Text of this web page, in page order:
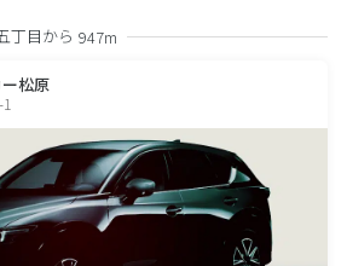
丁目から 947m
松原